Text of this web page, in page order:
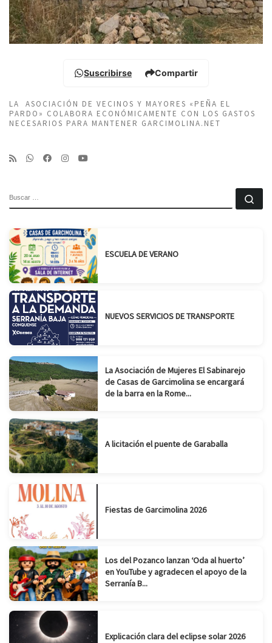
Suscribirse Compartir
LA ASOCIACIÓN DE VECINOS Y MAYORES «PEÑA EL
PARDO» COLABORA ECONÓMICAMENTE CON LOS GASTOS
NECESARIOS PARA MANTENER GARCIMOLINA.NET
ESCUELA DE VERANO
NUEVOS SERVICIOS DE TRANSPORTE
La Asociación de Mujeres El Sabinarejo
de Casas de Garcimolina se encargará
de la barra en la Rome...
A licitación el puente de Garaballa
Fiestas de Garcimolina 2026
Los del Pozanco lanzan ‘Oda al huerto’
en YouTube y agradecen el apoyo de la
Serranía B...
Explicación clara del eclipse solar 2026